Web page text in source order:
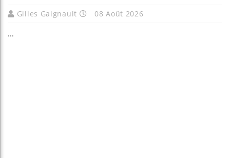
Gilles Gaignault 08 Août 2026
...